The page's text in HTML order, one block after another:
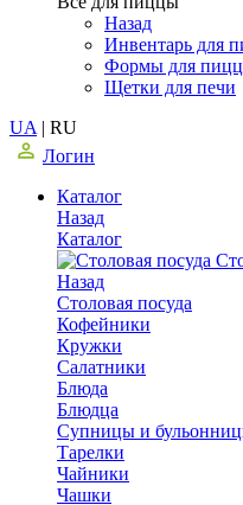
Назад
Инвентарь для
Формы для
Щетки для печи
UA | RU
Логин
Каталог
Назад
Каталог
Назад
Столовая посуда
Кофейники
Кружки
Салатники
Блюда
Блюдца
Супницы и
Тарелки
Чайники
Чашки